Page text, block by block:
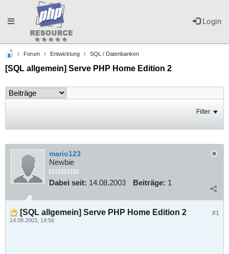
Login
Toggle
navigation
Forum Entwicklung SQL / Datenbanken
[SQL allgemein] Serve PHP Home Edition 2
Filter
mario123
Newbie
Dabei seit: 14.08.2003 Beiträge: 1
#1
[SQL allgemein] Serve PHP Home Edition 2
14.08.2003, 14:56